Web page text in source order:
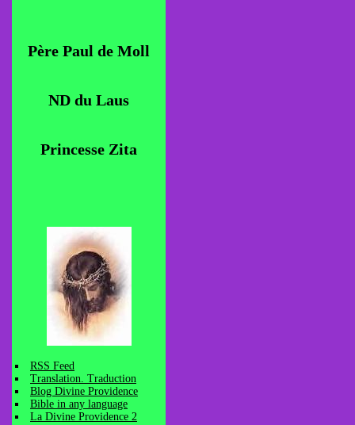
Père Paul de Moll
ND du Laus
Princesse Zita
RSS Feed
Translation. Traduction
Blog Divine Providence
Bible in any language
La Divine Providence 2